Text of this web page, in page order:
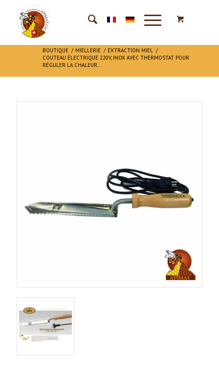
BOUTIQUE / MIELLERIE / EXTRACTION MIEL /
COUTEAU ÉLECTRIQUE 220V, INOX AVEC THERMOSTAT POUR
RÉGULER LA CHALEUR...